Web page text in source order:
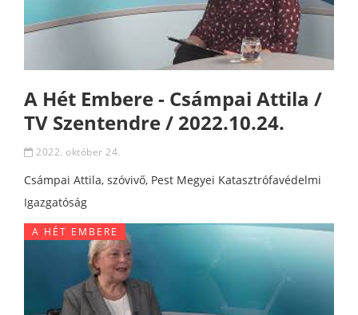
A Hét Embere - Csámpai Attila /
TV Szentendre / 2022.10.24.
2022. október 24.
Csámpai Attila, szóvivő, Pest Megyei Katasztrófavédelmi
Igazgatóság
A HÉT EMBERE